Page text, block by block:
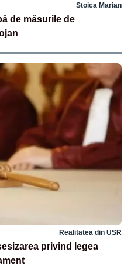
Stoica Marian
de măsurile de
Realitatea din USR
privind legea